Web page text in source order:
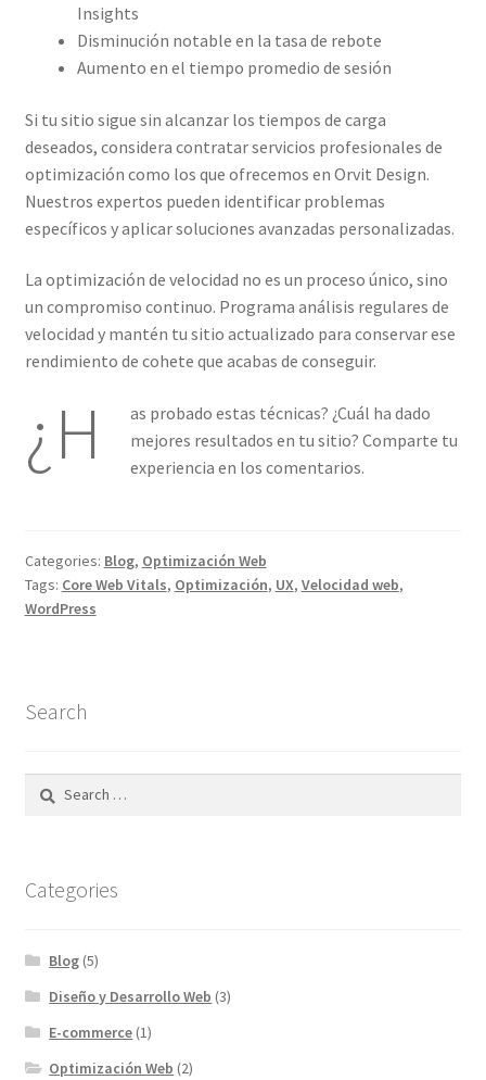
Insights
Disminución notable en la tasa de rebote
Aumento en el tiempo promedio de sesión
Si tu sitio sigue sin alcanzar los tiempos de carga
deseados, considera contratar servicios profesionales de
optimización como los que ofrecemos en Orvit Design.
Nuestros expertos pueden identificar problemas
específicos y aplicar soluciones avanzadas personalizadas.
La optimización de velocidad no es un proceso único, sino
un compromiso continuo. Programa análisis regulares de
velocidad y mantén tu sitio actualizado para conservar ese
rendimiento de cohete que acabas de conseguir.
¿H
as probado estas técnicas? ¿Cuál ha dado
mejores resultados en tu sitio? Comparte tu
experiencia en los comentarios.
Categories: Blog, Optimización Web
Tags: Core Web Vitals, Optimización, UX, Velocidad web,
WordPress
Search
Categories
Blog (5)
Diseño y Desarrollo Web (3)
E-commerce (1)
Optimización Web (2)